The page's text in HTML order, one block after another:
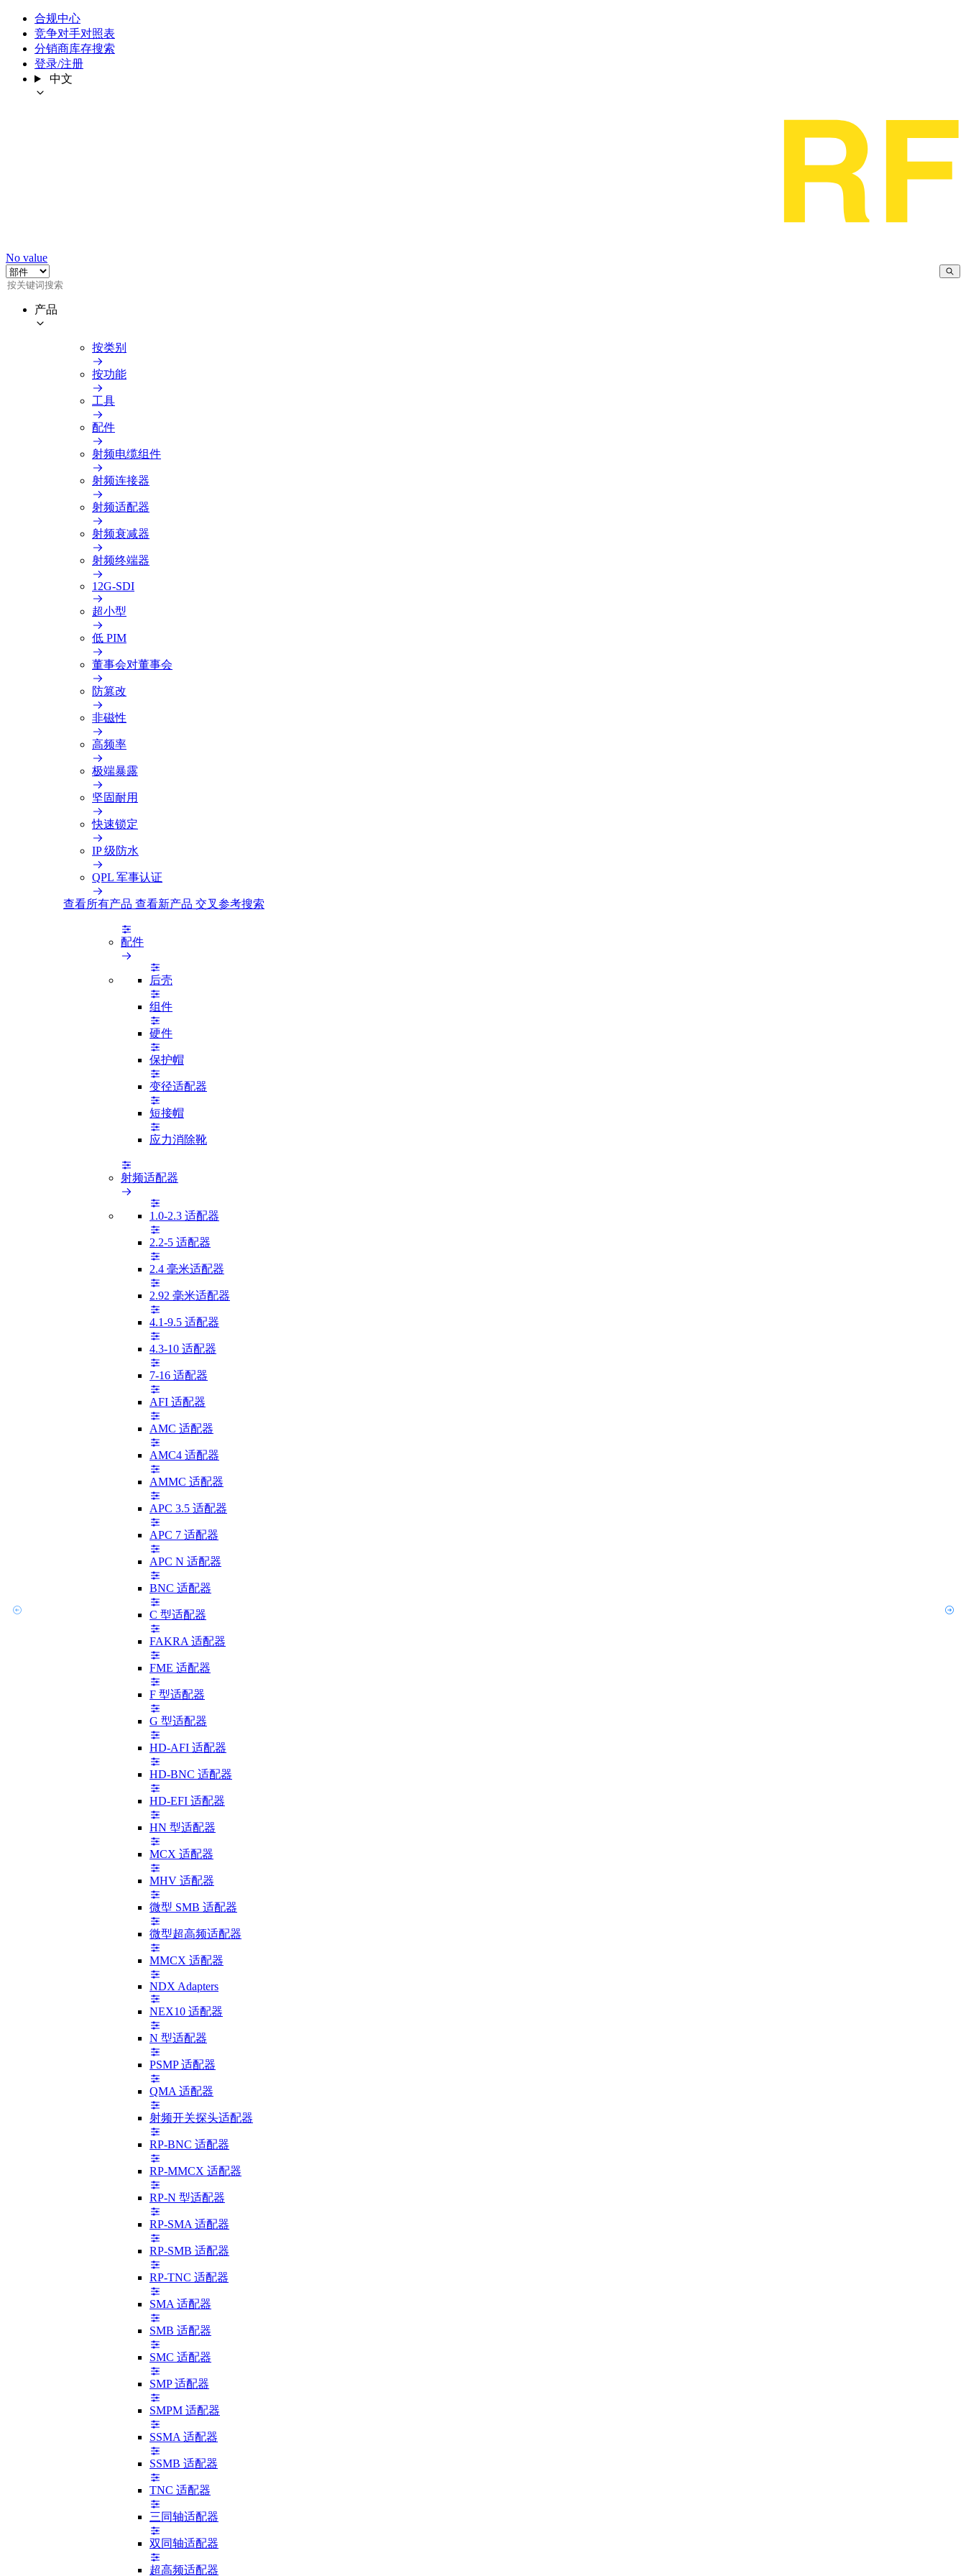
合规中心
竞争对手对照表
分销商库存搜索
登录/注册
中文
No value
产品
按类别
按功能
工具
配件
射频电缆组件
射频连接器
射频适配器
射频衰减器
射频终端器
12G-SDI
超小型
低 PIM
董事会对董事会
防篡改
非磁性
高频率
极端暴露
坚固耐用
快速锁定
IP 级防水
QPL 军事认证
查看所有产品 查看新产品 交叉参考搜索
配件
后壳
组件
硬件
保护帽
变径适配器
短接帽
应力消除靴
射频适配器
1.0-2.3 适配器
2.2-5 适配器
2.4 毫米适配器
2.92 毫米适配器
4.1-9.5 适配器
4.3-10 适配器
7-16 适配器
AFI 适配器
AMC 适配器
AMC4 适配器
AMMC 适配器
APC 3.5 适配器
APC 7 适配器
APC N 适配器
BNC 适配器
C 型适配器
FAKRA 适配器
FME 适配器
F 型适配器
G 型适配器
HD-AFI 适配器
HD-BNC 适配器
HD-EFI 适配器
HN 型适配器
MCX 适配器
MHV 适配器
微型 SMB 适配器
微型超高频适配器
MMCX 适配器
NDX Adapters
NEX10 适配器
N 型适配器
PSMP 适配器
QMA 适配器
射频开关探头适配器
RP-BNC 适配器
RP-MMCX 适配器
RP-N 型适配器
RP-SMA 适配器
RP-SMB 适配器
RP-TNC 适配器
SMA 适配器
SMB 适配器
SMC 适配器
SMP 适配器
SMPM 适配器
SSMA 适配器
SSMB 适配器
TNC 适配器
三同轴适配器
双同轴适配器
超高频适配器